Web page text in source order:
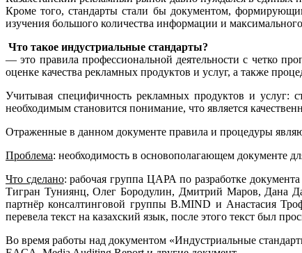
Кроме того, стандарты стали бы документом,
изучения большого количества информации и
Что такое индустриальные стандарты?
— это правила профессиональной деятельности с четко
оценке качества рекламных продуктов и услуг, а также
Учитывая специфичность рекламных продуктов и услуг:
необходимым становится понимание, что является
Отраженные в данном документе правила и процедуры
Проблема: необходимость в основополагающем документе
Что сделано: рабочая группа ЦАРА по разработке
Тигран Туниянц, Олег Бородулин, Дмитрий Маров, Дана
партнёр консалтинговой группы B.MIND и Анастасия
перевела текст на казахский язык, после этого текст был
Во время работы над документом «Индустриальные